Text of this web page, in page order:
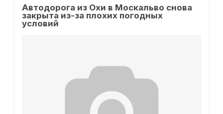
Автодорога из Охи в Москальво снова
закрыта из-за плохих погодных
условий